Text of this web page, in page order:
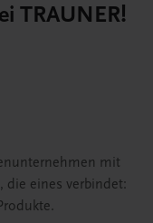
TRAUNER!
mit
die eines verbindet: